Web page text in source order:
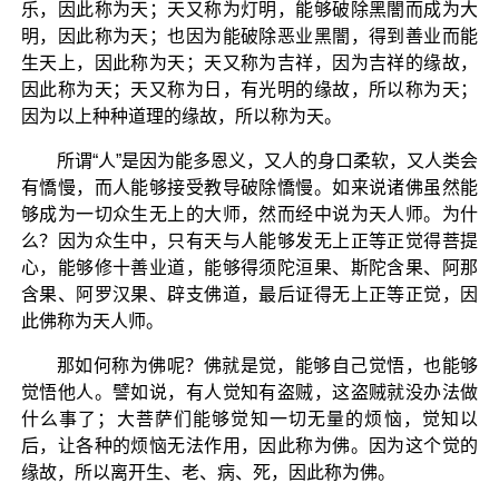
乐，因此称为天；天又称为灯明，能够破除黑闇而成为大
明，因此称为天；也因为能破除恶业黑闇，得到善业而能
生天上，因此称为天；天又称为吉祥，因为吉祥的缘故，
因此称为天；天又称为日，有光明的缘故，所以称为天；
因为以上种种道理的缘故，所以称为天。
所谓“人”是因为能多恩义，又人的身口柔软，又人类会
有憍慢，而人能够接受教导破除憍慢。如来说诸佛虽然能
够成为一切众生无上的大师，然而经中说为天人师。为什
么？因为众生中，只有天与人能够发无上正等正觉得菩提
心，能够修十善业道，能够得须陀洹果、斯陀含果、阿那
含果、阿罗汉果、辟支佛道，最后证得无上正等正觉，因
此佛称为天人师。
那如何称为佛呢？佛就是觉，能够自己觉悟，也能够
觉悟他人。譬如说，有人觉知有盗贼，这盗贼就没办法做
什么事了；大菩萨们能够觉知一切无量的烦恼，觉知以
后，让各种的烦恼无法作用，因此称为佛。因为这个觉的
缘故，所以离开生、老、病、死，因此称为佛。